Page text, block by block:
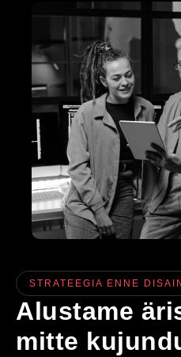
STRATEEGIA ENNE
Alustame
mitte